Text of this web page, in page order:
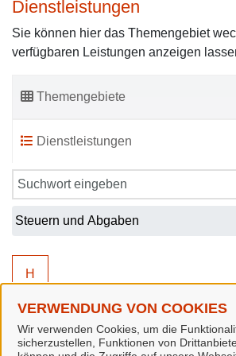
VERWENDUNG VON COOKIES
Wir verwenden Cookies, um die
sicherzustellen, Funktionen von
Dienstleistungen
Sie können hier das Themengebiet
verfügbaren Leistungen anzeigen
Themengebiete
Dienstleistungen
H
H